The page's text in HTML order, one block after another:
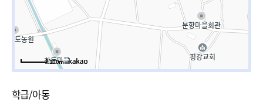
100m
학급/아동